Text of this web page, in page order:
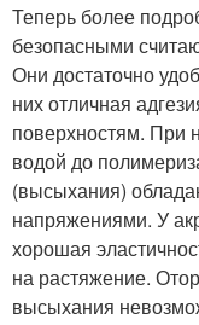
Теперь более
безопасными
Они достаточно
них отличная
поверхностям. При
водой до
(высыхания)
напряжениями. У
хорошая
на растяжение.
высыхания